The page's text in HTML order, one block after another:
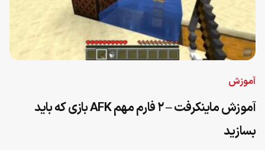
آموزش
آموزش ماینکرفت – ۲ فارم مهم AFK بازی که باید
بسازید